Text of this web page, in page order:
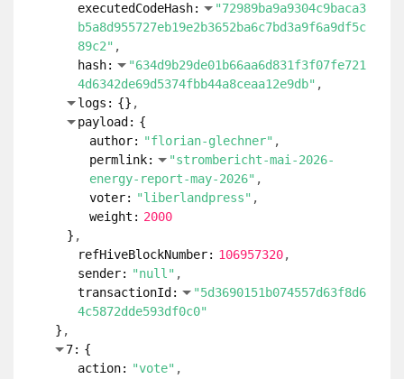
payload: {
author: "florian-glechner"
permlink:
energy-report-may-2026"
voter: "kawsar8035"
weight:
}
refHiveBlockNumber: 106957320
sender: "null"
transactionId:
"cca908f2cb8a327dfe3d1d4
17a5667a24db806b3"
5:
action: "vote"
contract: "comments"
databaseHash:
"7f0bac4dd07d17bf765bcab5
83a90274ff028a42e4ac7bfc1acc6a54cb1b9bb9
executedCodeHash:
b5a8d955727eb19e2b3652ba6c7bd3a9f6a9df5c